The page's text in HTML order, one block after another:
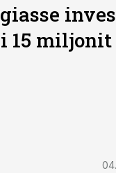
15 miljonit